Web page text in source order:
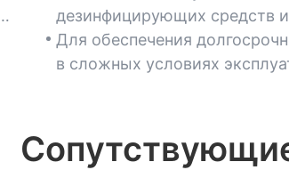
интенсивное использование.
дезинфицирующих средств
воздействиям, характерным
лабораторных условий.
Для обеспечения
в сложных условиях